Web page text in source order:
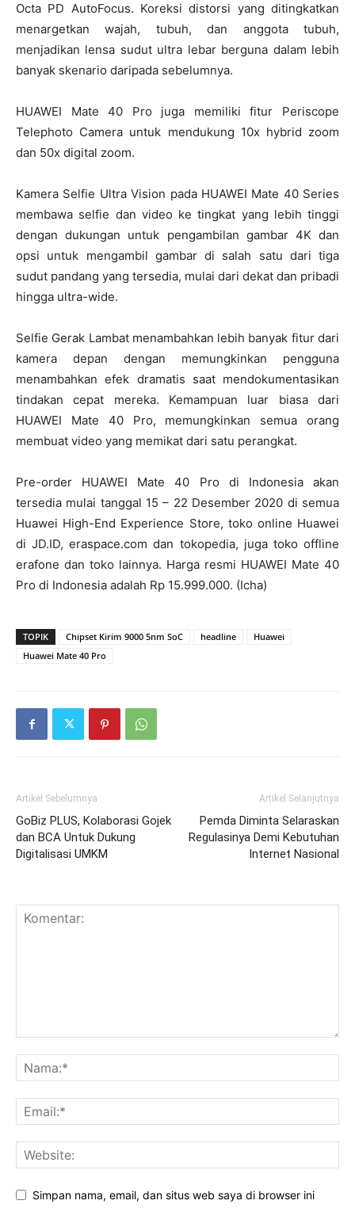
Octa PD AutoFocus. Koreksi distorsi yang ditingkatkan
menargetkan wajah, tubuh, dan anggota tubuh,
menjadikan lensa sudut ultra lebar berguna dalam lebih
banyak skenario daripada sebelumnya.
HUAWEI Mate 40 Pro juga memiliki fitur Periscope
Telephoto Camera untuk mendukung 10x hybrid zoom
dan 50x digital zoom.
Kamera Selfie Ultra Vision pada HUAWEI Mate 40 Series
membawa selfie dan video ke tingkat yang lebih tinggi
dengan dukungan untuk pengambilan gambar 4K dan
opsi untuk mengambil gambar di salah satu dari tiga
sudut pandang yang tersedia, mulai dari dekat dan pribadi
hingga ultra-wide.
Selfie Gerak Lambat menambahkan lebih banyak fitur dari
kamera depan dengan memungkinkan pengguna
menambahkan efek dramatis saat mendokumentasikan
tindakan cepat mereka. Kemampuan luar biasa dari
HUAWEI Mate 40 Pro, memungkinkan semua orang
membuat video yang memikat dari satu perangkat.
Pre-order HUAWEI Mate 40 Pro di Indonesia akan
tersedia mulai tanggal 15 – 22 Desember 2020 di semua
Huawei High-End Experience Store, toko online Huawei
di JD.ID, eraspace.com dan tokopedia, juga toko offline
erafone dan toko lainnya. Harga resmi HUAWEI Mate 40
Pro di Indonesia adalah Rp 15.999.000. (Icha)
TOPIK Chipset Kirim 9000 5nm SoC headline
Huawei
Huawei Mate 40 Pro
Artikel Sebelumnya
GoBiz PLUS, Kolaborasi Gojek
dan BCA Untuk Dukung
Digitalisasi UMKM
Artikel Selanjutnya
Pemda Diminta Selaraskan
Regulasinya Demi Kebutuhan
Internet Nasional
Simpan nama, email, dan situs web saya di browser ini